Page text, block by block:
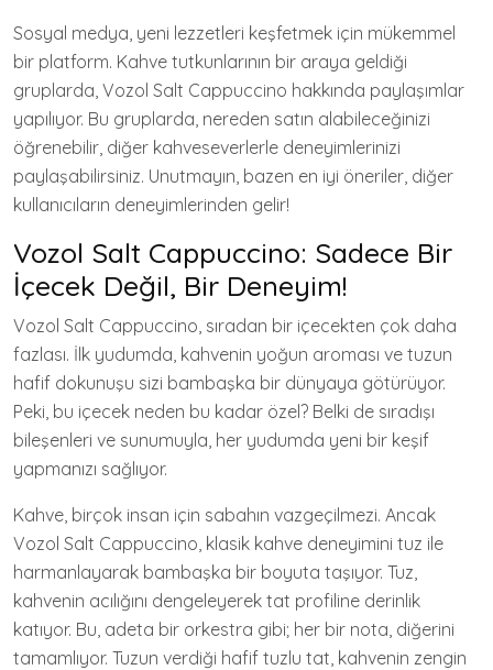
Sosyal medya, yeni lezzetleri keşfetmek için mükemmel
bir platform. Kahve tutkunlarının bir araya geldiği
gruplarda, Vozol Salt Cappuccino hakkında paylaşımlar
yapılıyor. Bu gruplarda, nereden satın alabileceğinizi
öğrenebilir, diğer kahveseverlerle deneyimlerinizi
paylaşabilirsiniz. Unutmayın, bazen en iyi öneriler, diğer
kullanıcıların deneyimlerinden gelir!
Vozol Salt Cappuccino: Sadece Bir
İçecek Değil, Bir Deneyim!
Vozol Salt Cappuccino, sıradan bir içecekten çok daha
fazlası. İlk yudumda, kahvenin yoğun aroması ve tuzun
hafif dokunuşu sizi bambaşka bir dünyaya götürüyor.
Peki, bu içecek neden bu kadar özel? Belki de sıradışı
bileşenleri ve sunumuyla, her yudumda yeni bir keşif
yapmanızı sağlıyor.
Kahve, birçok insan için sabahın vazgeçilmezi. Ancak
Vozol Salt Cappuccino, klasik kahve deneyimini tuz ile
harmanlayarak bambaşka bir boyuta taşıyor. Tuz,
kahvenin acılığını dengeleyerek tat profiline derinlik
katıyor. Bu, adeta bir orkestra gibi; her bir nota, diğerini
tamamlıyor. Tuzun verdiği hafif tuzlu tat, kahvenin zengin